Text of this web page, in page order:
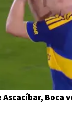
Ascacíbar, Boca